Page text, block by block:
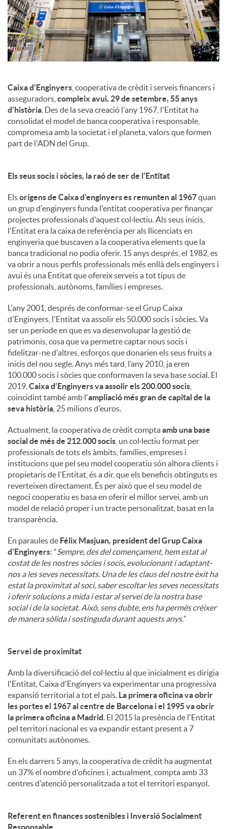
s
Caixa d'Enginyers , cooperativa de crèdit i serveis financers i
asseguradors, compleix avui, 29 de setembre, 55 anys
d'història. Des de la seva creació l'any 1967, l'Entitat ha
consolidat el model de banca cooperativa i responsable,
compromesa amb la societat i el planeta, valors que formen
part de l'ADN del Grup.
Els seus socis i sòcies, la raó de ser de l'Entitat
Elsorígens de Caixa d'enginyers es remunten al 1967quan
un grup d'enginyers funda l'entitat cooperativa per finançar
projectes professionals d'aquest col·lectiu. Als seus inicis,
l'Entitat era la caixa de referència per als llicenciats en
enginyeria que buscaven a la cooperativa elements que la
banca tradicional no podia oferir. 15 anys després, el 1982, es
va obrir a nous perfils professionals més enllà dels enginyers i
avui és una Entitat que ofereix serveis a tot tipus de
professionals, autònoms, famílies i empreses.
L'any 2001, després de conformar-se el Grup Caixa
d'Enginyers, l'Entitat va assolir els 50.000 socis i sòcies. Va
ser un període en que es va desenvolupar la gestió de
patrimonis, cosa que va permetre captar nous socis i
fidelitzar-ne d'altres, esforços que donarien els seus fruits a
inicis del nou segle. Anys més tard, l’any 2010, ja eren
100.000 socis i sòcies que conformaven la seva base social. El
2019, Caixa d'Enginyers va assolir els 200.000 socis
coincidint també amb l'ampliació més gran de capital de la
seva història , 25 milions d'euros.
Actualment, la cooperativa de crèdit comptaamb una base
social de més de 212.000 socis , un col·lectiu format per
professionals de tots els àmbits, famílies, empreses i
institucions que pel seu model cooperatiu són alhora clients i
propietaris de l'Entitat, és a dir, que els beneficis obtinguts es
reverteixen directament. És per això que el seu model de
negoci cooperatiu es basa en oferir el millor servei, amb un
model de relació proper i un tracte personalitzat, basat en la
transparència.
En paraules de Félix Masjuan, president del Grup Caixa
d'Enginyers: “Sempre, des del començament, hem estat al
costat de les nostres sòcies i socis, evolucionant i adaptant-
nos a les seves necessitats. Una de les claus del nostre èxit ha
estat la proximitat al soci, saber escoltar les seves necessitats
i oferir solucions a mida i estar al servei de la nostra base
social i de la societat. Això, sens dubte, ens ha permès créixer
de manera sòlida i sostinguda durant aquests anys.”
Servei de proximitat
Amb la diversificació del col·lectiu al que inicialment es dirigia
l'Entitat, Caixa d'Enginyers va experimentar una progressiva
expansió territorial a tot el país. La primera oficina va obrir
les portes el 1967 al centre de Barcelona i el 1995 va obrir
la primera oficina a Madrid. El 2015 la presència de l'Entitat
pel territori nacional es va expandir estant present a 7
comunitats autònomes.
En els darrers 5 anys, la cooperativa de crèdit ha augmentat
un 37% el nombre d'oficines i, actualment, compta amb 33
centres d'atenció personalitzada a tot el territori espanyol.
Referent en finances sostenibles i Inversió Socialment
Responsable